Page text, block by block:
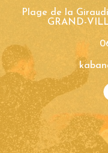
Plage de la
GRAND-